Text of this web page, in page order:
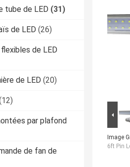
tube de LED (31)
de LED (26)
de LED
de LED (20)
par plafond
de fan de
Image
6ft Pin